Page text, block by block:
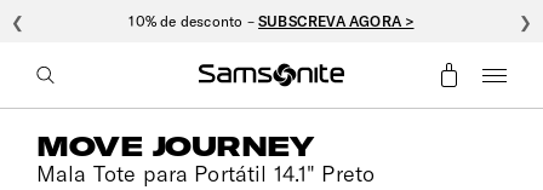
10% de desconto –SUBSCREVA AGORA >
❮ ❯
MOVE JOURNEY
Mala Tote para Portátil 14.1" Preto